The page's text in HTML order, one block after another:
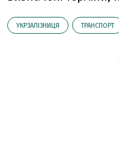
УКРЗАЛІЗНИЦЯ ТРАНСПОРТ